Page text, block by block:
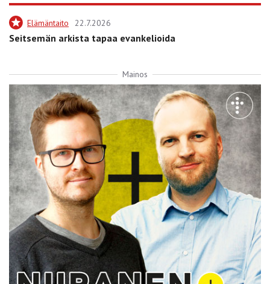
Elämäntaito 22.7.2026
Seitsemän arkista tapaa evankelioida
Mainos